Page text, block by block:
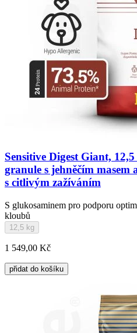
Sensitive Digest Giant,
granule s jehněčím
s citlivým zažíváním
S glukosaminem pro podporu
kloubů
12,5 kg
1 549,00 Kč
přidat do košíku